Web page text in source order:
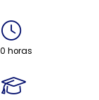
horas